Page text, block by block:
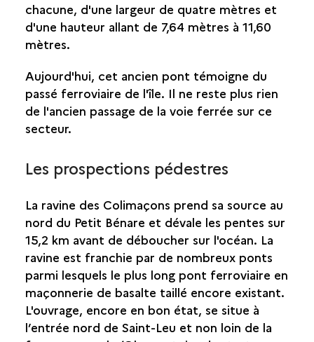
chacune, d'une largeur de quatre mètres et
d'une hauteur allant de 7,64 mètres à 11,60
mètres.
Aujourd'hui, cet ancien pont témoigne du
passé ferroviaire de l'île. Il ne reste plus rien
de l'ancien passage de la voie ferrée sur ce
secteur.
Les prospections pédestres
La ravine des Colimaçons prend sa source au
nord du Petit Bénare et dévale les pentes sur
15,2 km avant de déboucher sur l'océan. La
ravine est franchie par de nombreux ponts
parmi lesquels le plus long pont ferroviaire en
maçonnerie de basalte taillé encore existant.
L'ouvrage, encore en bon état, se situe à
l’entrée nord de Saint-Leu et non loin de la